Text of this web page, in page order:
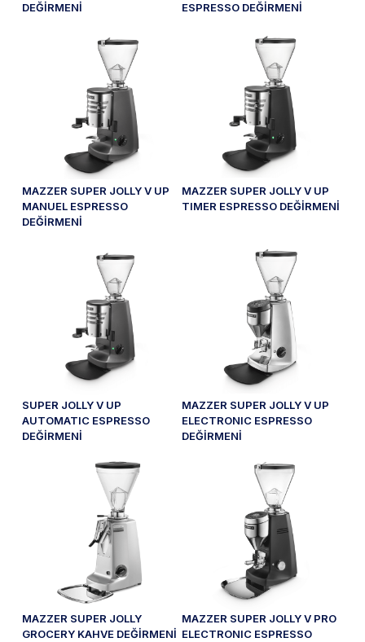
DEĞİRMENİ
ESPRESSO DEĞİRMENİ
MAZZER SUPER JOLLY V UP
MANUEL ESPRESSO
DEĞİRMENİ
MAZZER SUPER JOLLY V UP
TIMER ESPRESSO DEĞİRMENİ
SUPER JOLLY V UP
AUTOMATIC ESPRESSO
DEĞİRMENİ
MAZZER SUPER JOLLY V UP
ELECTRONIC ESPRESSO
DEĞİRMENİ
MAZZER SUPER JOLLY
GROCERY KAHVE DEĞİRMENİ
MAZZER SUPER JOLLY V PRO
ELECTRONIC ESPRESSO